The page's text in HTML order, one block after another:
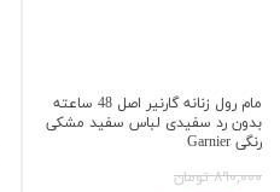
مام رول زنانه گارنیر اصل 48 ساعته
بدون رد سفیدی لباس سفید مشکی
رنگی Garnier
۸۹۰,۰۰۰ تومان